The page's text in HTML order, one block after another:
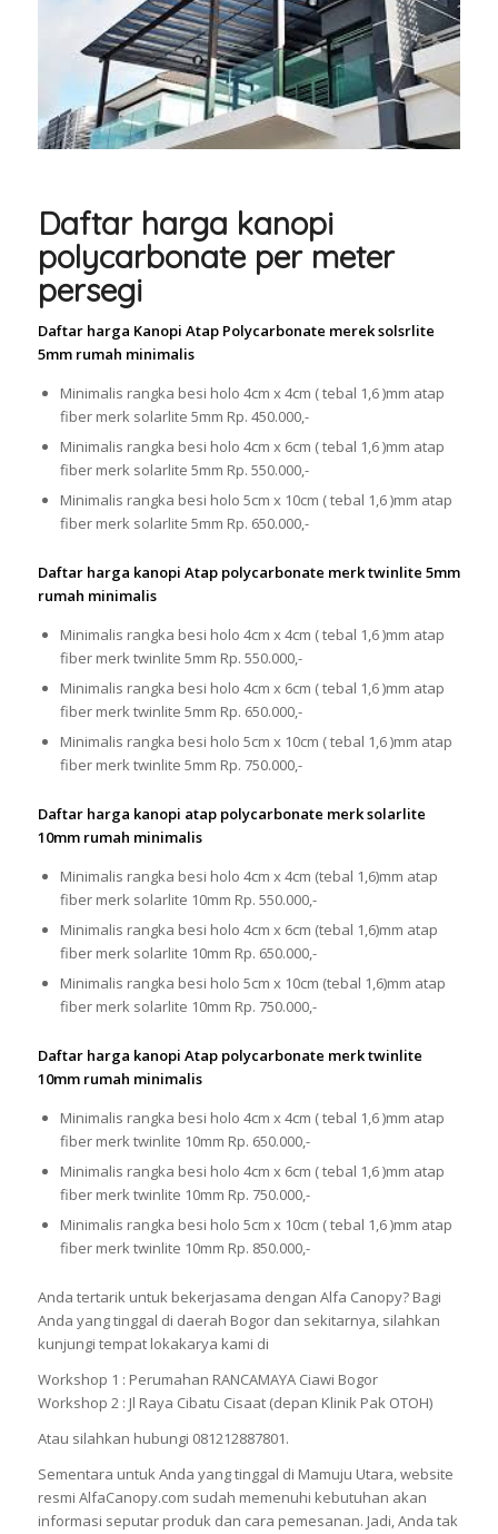
Daftar harga kanopi
polycarbonate per meter
persegi
Daftar harga Kanopi Atap Polycarbonate merek solsrlite
5mm rumah minimalis
Minimalis rangka besi holo 4cm x 4cm ( tebal 1,6 )mm atap
fiber merk solarlite 5mm Rp. 450.000,-
Minimalis rangka besi holo 4cm x 6cm ( tebal 1,6 )mm atap
fiber merk solarlite 5mm Rp. 550.000,-
Minimalis rangka besi holo 5cm x 10cm ( tebal 1,6 )mm atap
fiber merk solarlite 5mm Rp. 650.000,-
Daftar harga kanopi Atap polycarbonate merk twinlite 5mm
rumah minimalis
Minimalis rangka besi holo 4cm x 4cm ( tebal 1,6 )mm atap
fiber merk twinlite 5mm Rp. 550.000,-
Minimalis rangka besi holo 4cm x 6cm ( tebal 1,6 )mm atap
fiber merk twinlite 5mm Rp. 650.000,-
Minimalis rangka besi holo 5cm x 10cm ( tebal 1,6 )mm atap
fiber merk twinlite 5mm Rp. 750.000,-
Daftar harga kanopi atap polycarbonate merk solarlite
10mm rumah minimalis
Minimalis rangka besi holo 4cm x 4cm (tebal 1,6)mm atap
fiber merk solarlite 10mm Rp. 550.000,-
Minimalis rangka besi holo 4cm x 6cm (tebal 1,6)mm atap
fiber merk solarlite 10mm Rp. 650.000,-
Minimalis rangka besi holo 5cm x 10cm (tebal 1,6)mm atap
fiber merk solarlite 10mm Rp. 750.000,-
Daftar harga kanopi Atap polycarbonate merk twinlite
10mm rumah minimalis
Minimalis rangka besi holo 4cm x 4cm ( tebal 1,6 )mm atap
fiber merk twinlite 10mm Rp. 650.000,-
Minimalis rangka besi holo 4cm x 6cm ( tebal 1,6 )mm atap
fiber merk twinlite 10mm Rp. 750.000,-
Minimalis rangka besi holo 5cm x 10cm ( tebal 1,6 )mm atap
fiber merk twinlite 10mm Rp. 850.000,-
Anda tertarik untuk bekerjasama dengan Alfa Canopy? Bagi
Anda yang tinggal di daerah Bogor dan sekitarnya, silahkan
kunjungi tempat lokakarya kami di
Workshop 1 : Perumahan RANCAMAYA Ciawi Bogor
Workshop 2 : Jl Raya Cibatu Cisaat (depan Klinik Pak OTOH)
Atau silahkan hubungi 081212887801.
Sementara untuk Anda yang tinggal di Mamuju Utara, website
resmi AlfaCanopy.com sudah memenuhi kebutuhan akan
informasi seputar produk dan cara pemesanan. Jadi, Anda tak